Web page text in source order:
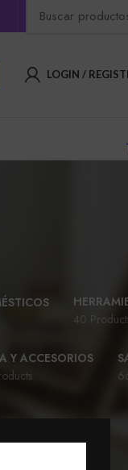
LOGIN /
40
Y ACCESORIOS